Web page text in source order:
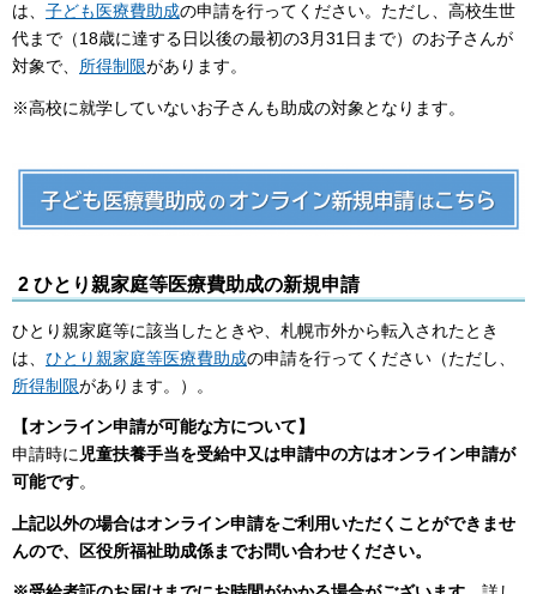
は、 子ども医療費助成の申請を行ってください。ただし、高校生世
代まで（18歳に達する日以後の最初の3月31日まで）のお子さんが
対象で、 所得制限があります。
※高校に就学していないお子さんも助成の対象となります。
2 ひとり親家庭等医療費助成の新規申請
ひとり親家庭等に該当したときや、札幌市外から転入されたとき
は、 ひとり親家庭等医療費助成の申請を行ってください（ただし、
所得制限があります。）。
【オンライン申請が可能な方について】
申請時に児童扶養手当を受給中又は申請中の方はオンライン申請が
可能です。
上記以外の場合はオンライン申請をご利用いただくことができませ
んので、区役所福祉助成係までお問い合わせください。